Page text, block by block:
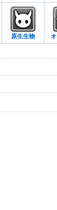
原生生物